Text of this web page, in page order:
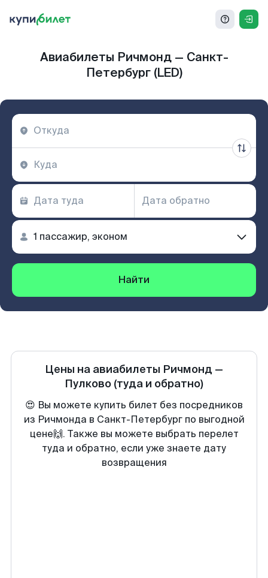
Авиабилеты Ричмонд — Санкт-
Петербург (LED)
Найти
Цены на авиабилеты Ричмонд —
Пулково (туда и обратно)
😍 Вы можете купить билет без посредников
из Ричмонда в Санкт-Петербург по выгодной
цене🙌. Также вы можете выбрать перелет
туда и обратно, если уже знаете дату
возвращения